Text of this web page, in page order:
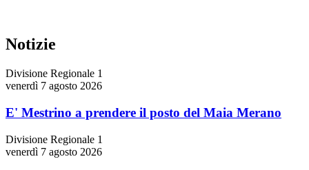
Notizie
Divisione Regionale 1
venerdì 7 agosto 2026
E' Mestrino a prendere il posto del Maia Merano
Divisione Regionale 1
venerdì 7 agosto 2026